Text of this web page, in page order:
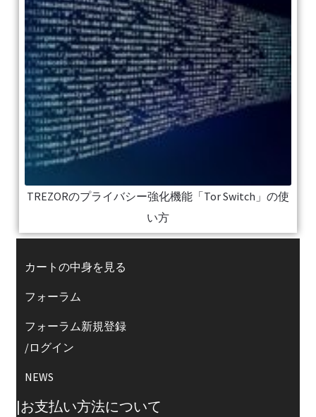
TREZORのプライバシー強化機能「Tor Switch」の使
い方
カートの中身を見る
フォーラム
フォーラム新規登録
/ログイン
NEWS
|お支払い方法について